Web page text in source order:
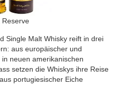
Reserve
Single Malt Whisky reift in drei
aus europäischer und
neuen amerikanischen
setzen die Whiskys ihre Reise
portugiesischer Eiche